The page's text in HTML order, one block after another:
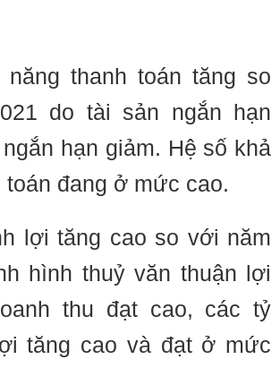
thanh toán tăng so
do tài sản ngắn hạn
hạn giảm. Hệ số khả
toán đang ở mức cao.
lợi tăng cao so với năm
hình thuỷ văn thuận lợi
thu đạt cao, các tỷ
tăng cao và đạt ở mức